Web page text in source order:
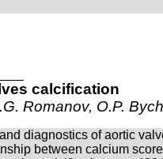
calcification
Romanov, O.P.
diagnostics of aortic
between calcium